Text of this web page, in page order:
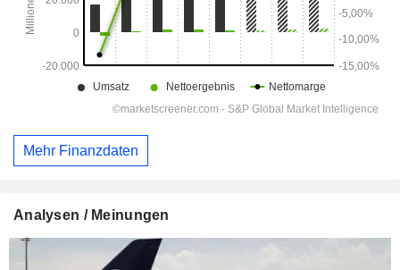
Mehr Finanzdaten
Analysen / Meinungen